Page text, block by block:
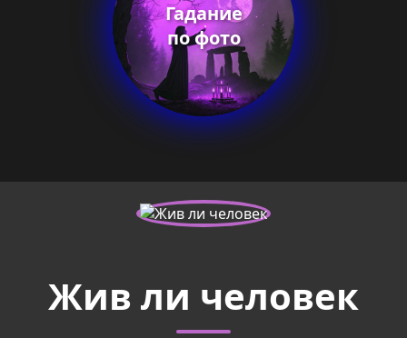
Гадание
по фото
Жив ли человек